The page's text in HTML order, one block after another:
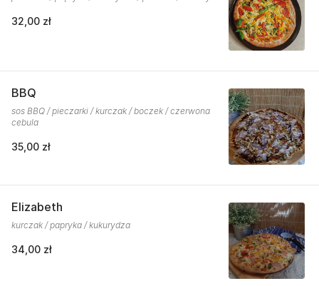
32,00 zł
BBQ
sos BBQ / pieczarki / kurczak / boczek / czerwona
cebula
35,00 zł
Elizabeth
kurczak / papryka / kukurydza
34,00 zł